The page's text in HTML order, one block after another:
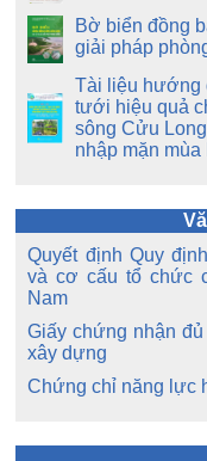
Bờ biển đồng
giải pháp
Tài liệu hướng
tưới hiệu quả
sông Cửu
nhập mặn
Quyết định Quy
và cơ cấu tổ chức
Nam
Giấy chứng nhận
xây dựng
Chứng chỉ năng lực